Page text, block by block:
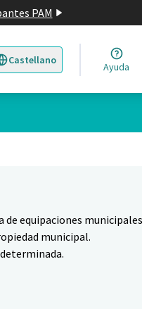
PAM
Castellano
Triar la llengua Elegir el idioma
Ayuda
de equipaciones
municipal.